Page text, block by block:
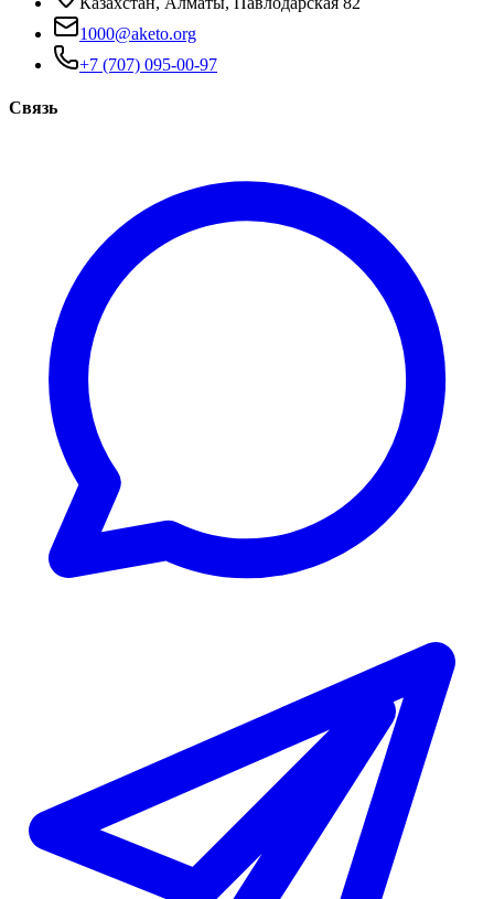
1000@aketo.org
+7 (707) 095-00-97
Связь